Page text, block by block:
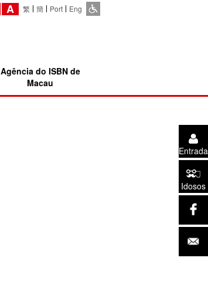
A 繁 簡 Port Eng
Agência do ISBN de
Macau
Entrada
Idosos